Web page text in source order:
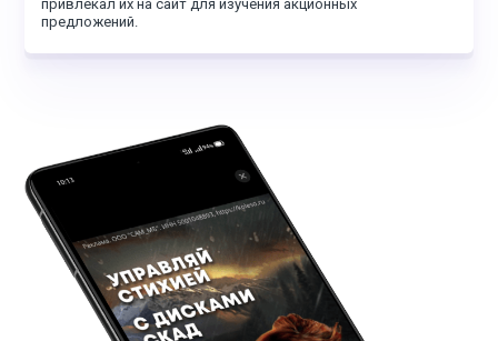
привлекал их на сайт для изучения акционных
предложений.